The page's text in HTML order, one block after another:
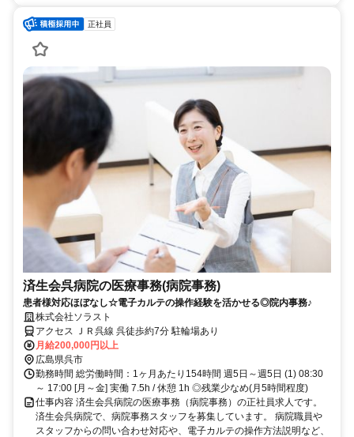
正社員
済生会呉病院の医療事務(病院事務)
患者様対応ほぼなし☆電子カルテの操作経験を活かせる◎院内事務♪
株式会社ソラスト
アクセス ＪＲ呉線 呉徒歩約7分 駐輪場あり
月給200,000円以上
広島県呉市
勤務時間 総労働時間：1ヶ月あたり154時間 週5日～週5日 (1) 08:30
～ 17:00 [月～金] 実働 7.5h / 休憩 1h ◎残業少なめ(月5時間程度)
仕事内容 済生会呉病院の医療事務（病院事務）の正社員求人です。
済生会呉病院で、病院事務スタッフを募集しています。 病院職員や
スタッフからの問い合わせ対応や、電子カルテの操作方法説明など、